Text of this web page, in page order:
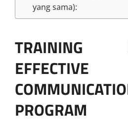
yang sama):
TRAINING
EFFECTIVE
PROGRAM